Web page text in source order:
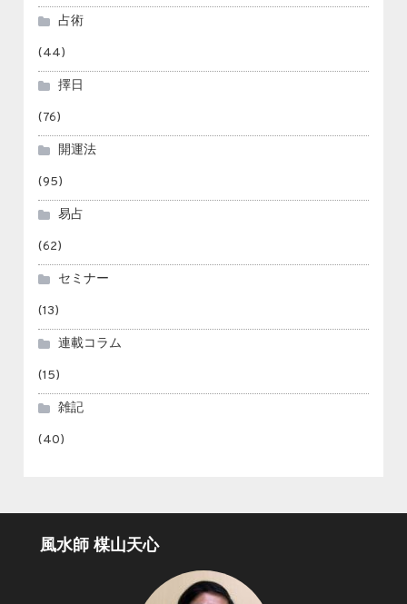
占術
(44)
擇日
(76)
開運法
(95)
易占
(62)
セミナー
(13)
連載コラム
(15)
雑記
(40)
風水師 楳山天心